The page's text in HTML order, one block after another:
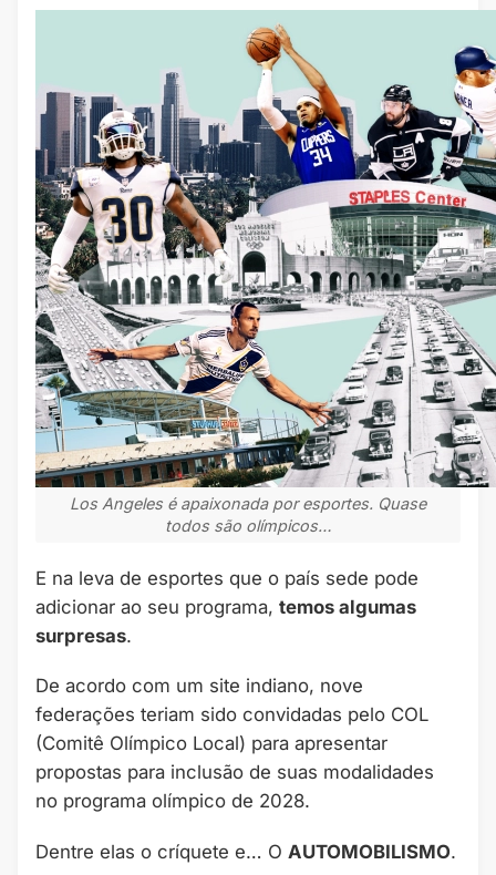
Los Angeles é apaixonada por esportes. Quase
todos são olímpicos…
E na leva de esportes que o país sede pode
adicionar ao seu programa, temos algumas
surpresas.
De acordo com um site indiano, nove
federações teriam sido convidadas pelo COL
(Comitê Olímpico Local) para apresentar
propostas para inclusão de suas modalidades
no programa olímpico de 2028.
Dentre elas o críquete e… O AUTOMOBILISMO.